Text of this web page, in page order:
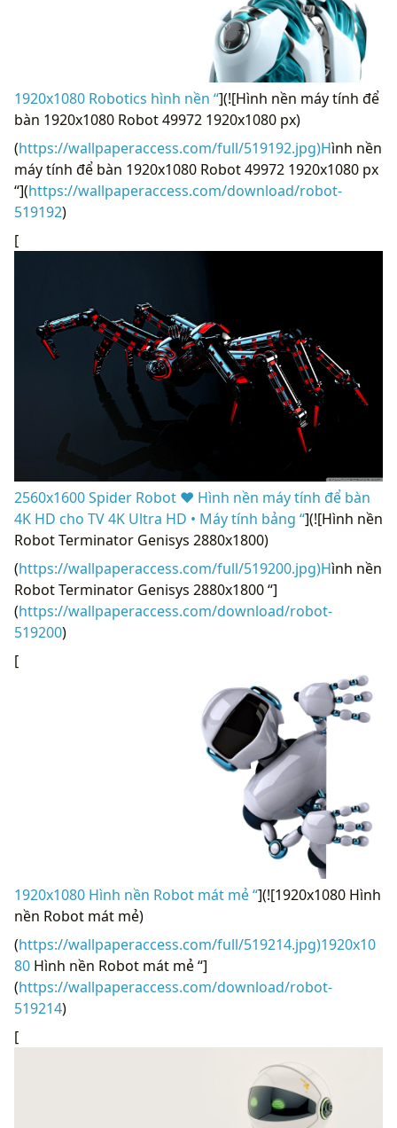
1920x1080 Robotics hình nền “](![Hình nền máy tính để
bàn 1920x1080 Robot 49972 1920x1080 px)
(https://wallpaperaccess.com/full/519192.jpg)Hình nền
máy tính để bàn 1920x1080 Robot 49972 1920x1080 px
“](https://wallpaperaccess.com/download/robot-
519192)
[
2560x1600 Spider Robot ❤ Hình nền máy tính để bàn
4K HD cho TV 4K Ultra HD • Máy tính bảng “](![Hình nền
Robot Terminator Genisys 2880x1800)
(https://wallpaperaccess.com/full/519200.jpg)Hình nền
Robot Terminator Genisys 2880x1800 “]
(https://wallpaperaccess.com/download/robot-
519200)
[
1920x1080 Hình nền Robot mát mẻ “](![1920x1080 Hình
nền Robot mát mẻ)
(https://wallpaperaccess.com/full/519214.jpg)1920x10
80 Hình nền Robot mát mẻ “]
(https://wallpaperaccess.com/download/robot-
519214)
[